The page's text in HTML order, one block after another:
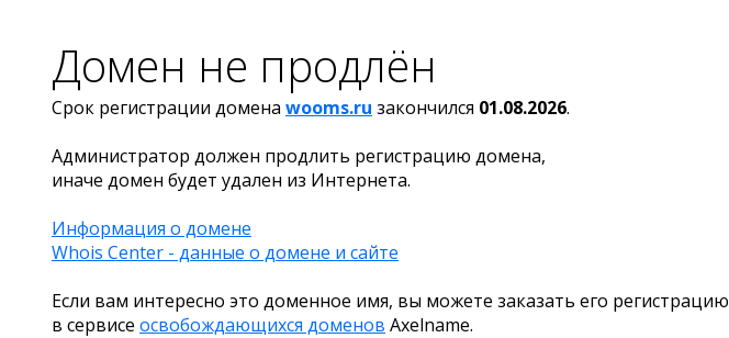
Домен не продлён
Срок регистрации домена wooms.ru закончился 01.08.2026.
Администратор должен продлить регистрацию домена,
иначе домен будет удален из Интернета.
Информация о домене
Whois Center - данные о домене и сайте
Если вам интересно это доменное имя, вы можете заказать его регистрацию
в сервисе освобождающихся доменов Axelname.